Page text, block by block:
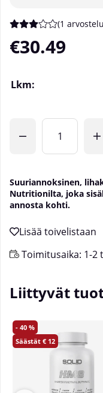
Keskiarvoluokitus 3 /
(1
€30.49
Lkm:
Suuriannoksinen,
Nutritionilta, joka
annosta kohti.
Toimitusaika: 1-2
Liittyvät
40
12